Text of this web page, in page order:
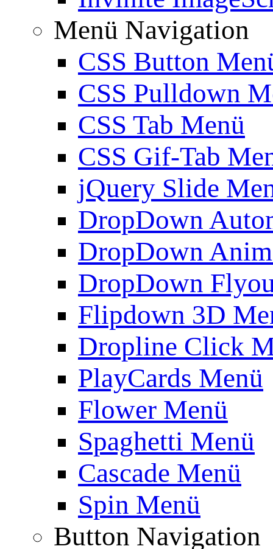
Menü Navigation
CSS Button
CSS Pulldown
CSS Tab Menü
CSS Gif-Tab
jQuery Slide
DropDown
DropDown
DropDown
Flipdown 3D
Dropline Click
PlayCards Menü
Flower Menü
Spaghetti Menü
Cascade Menü
Spin Menü
Button Navigation